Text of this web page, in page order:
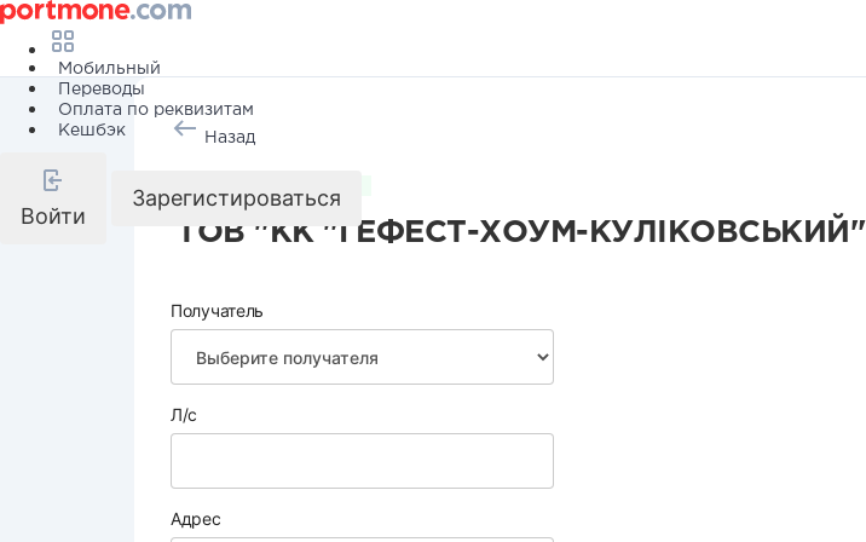
Мобильный
Переводы
Оплата по реквизитам
Кешбэк
Войти
Зарегистироваться
Назад
ТОВ "КК "ГЕФЕСТ-ХОУМ-КУЛІКОВСЬКИЙ"
Получатель
Л/с
Адрес